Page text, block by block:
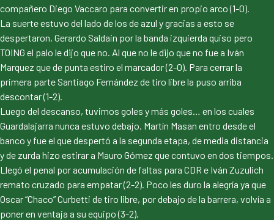
compañero Diego Vaccaro para convertir en propio arco (1-0).
La suerte estuvo del lado de los de azul y gracias a esto se
despertaron, Gerardo Saldain por la banda izquierda quiso pero
TOING el palo le dijo que no. Al que no le dijo que no fue a Iván
Marquez que de punta estiro el marcador (2-0). Para cerrar la
primera parte Santiago Fernández de tiro libre la puso arriba
descontar (1-2).
Luego del descanso, tuvimos goles y más goles… en los cuales
Guardalajarra nunca estuvo debajo. Martín Masan entro desde el
banco y fue el que despertó a la segunda etapa, de media distancia
y de zurda hizo estirar a Mauro Gómez que contuvo en dos tiempos.
Llegó el penal por acumulación de faltas para CDR e Iván Zuzulich
remato cruzado para empatar (2-2). Poco les duro la alegría ya que
Oscar “Chaco” Curbetti de tiro libre, por debajo de la barrera, volvía a
poner en ventaja a su equipo (3-2).